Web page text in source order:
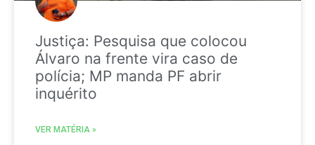
Justiça: Pesquisa que colocou
Álvaro na frente vira caso de
polícia; MP manda PF abrir
inquérito
VER MATÉRIA »